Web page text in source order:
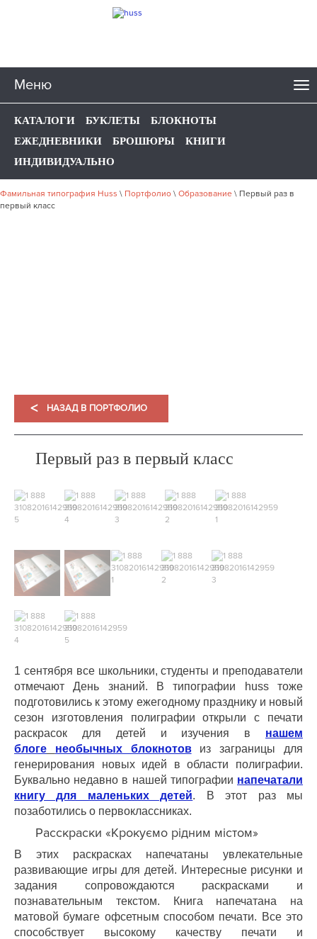
Меню
КАТАЛОГИ БУКЛЕТЫ
БЛОКНОТЫ
ЕЖЕДНЕВНИКИ
БРОШЮРЫ
КНИГИ
ИНДИВИДУАЛЬНО
Фамильная типография Huss \ Портфолио \ Образование \ Первый раз в
первый класс
< НАЗАД В ПОРТФОЛИО
Первый раз в первый класс
1 сентября все школьники, студенты и преподаватели
отмечают День знаний. В типографии
hussтоже
подготовились к этому ежегодному празднику и новый
сезон изготовления полиграфии открыли с печати
раскрасок для детей и изучения в нашем
блоге
необычных блокнотовиз заграницы для
генерирования новых идей в области полиграфии.
Буквально недавно в нашей типографии напечатали
книгу для маленьких детей. В этот раз мы
позаботились о первоклассниках.
Расскраски «Крокуємо рідним містом»
В этих раскрасках напечатаны увлекательные
развивающие игры для детей. Интересные рисунки и
задания сопровождаются раскрасками и
познавательным текстом. Книга напечатана на
матовой бумаге офсетным способом печати. Все это
способствует высокому качеству печати и